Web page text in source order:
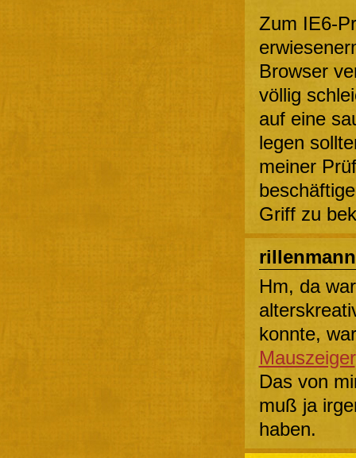
Zum IE6-
Browser
völlig
auf eine
legen
meiner
Griff zu
Hm, da
konnte,
Mauszeiger
Das von
muß ja
haben.